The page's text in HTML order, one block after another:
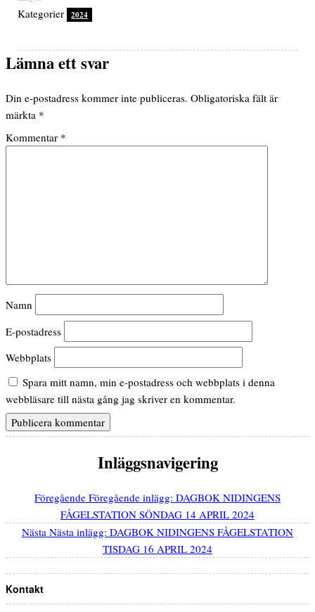
Kategorier 2024
Lämna ett svar
Din e-postadress kommer inte publiceras. Obligatoriska fält är
märkta *
Kommentar *
Namn
E-postadress
Webbplats
Spara mitt namn, min e-postadress och webbplats i denna
webbläsare till nästa gång jag skriver en kommentar.
Inläggsnavigering
Föregående Föregående inlägg: DAGBOK NIDINGENS
FÅGELSTATION SÖNDAG 14 APRIL 2024
Nästa Nästa inlägg: DAGBOK NIDINGENS FÅGELSTATION
TISDAG 16 APRIL 2024
Kontakt